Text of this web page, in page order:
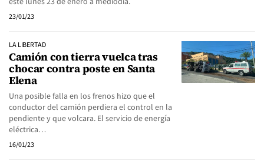
23/01/23
LA LIBERTAD
Camión con tierra vuelca tras
chocar contra poste en Santa
Elena
Una posible falla en los frenos hizo que el
conductor del camión perdiera el control en la
pendiente y que volcara. El servicio de energía
eléctrica…
16/01/23